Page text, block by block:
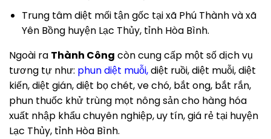
Trung tâm diệt mối tận gốc tại xã Phú Thành và xã
Yên Bồng huyện Lạc Thủy, tỉnh Hòa Bình.
Ngoài ra Thành Công còn cung cấp một số dịch vụ
tương tự như: phun diệt muỗi,diệt ruồi, diệt muỗi, diệt
kiến, diệt gián, diệt bọ chét, ve chó, bắt ong, bắt rắn,
phun thuốc khử trùng mọt nông sản cho hàng hóa
xuất nhập khẩu chuyên nghiệp, uy tín, giá rẻ tại huyện
Lạc Thủy, tỉnh Hòa Bình.